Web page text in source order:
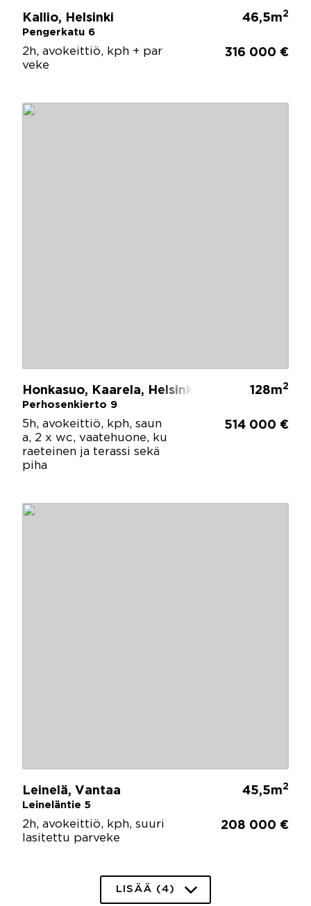
Kallio, Helsinki
Pengerkatu 6
46,5m2
2h, avokeittiö, kph + par
veke
316 000 €
Honkasuo, Kaarela, Helsinki
Perhosenkierto 9
128m2
5h, avokeittiö, kph, saun
a, 2 x wc, vaatehuone, ku
raeteinen ja terassi sekä
piha
514 000 €
Leinelä, Vantaa
Leineläntie 5
45,5m2
2h, avokeittiö, kph, suuri
lasitettu parveke
208 000 €
LISÄÄ (4)